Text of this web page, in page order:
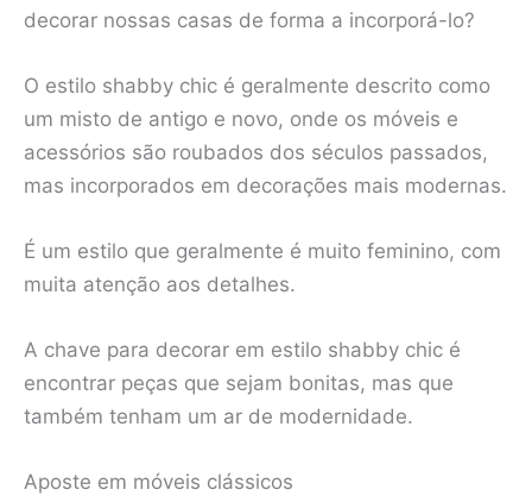
decorar nossas casas de forma a incorporá-lo?
O estilo shabby chic é geralmente descrito como
um misto de antigo e novo, onde os móveis e
acessórios são roubados dos séculos passados,
mas incorporados em decorações mais modernas.
É um estilo que geralmente é muito feminino, com
muita atenção aos detalhes.
A chave para decorar em estilo shabby chic é
encontrar peças que sejam bonitas, mas que
também tenham um ar de modernidade.
Aposte em móveis clássicos